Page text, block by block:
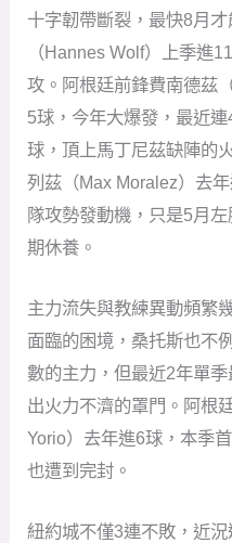
十字韌帶斷裂，最快8月
（Hannes Wolf）上季進
攻。阿根廷前鋒費南德茲
5球，今年大爆發，最近
球，頂上馬丁尼茲缺陣的
列茲（Max Moralez）去
隊攻勢發動機，只是5月
期休養。
主力流失與教練異動頻繁
面臨的困境，桑托斯也不
數的主力，但最近2年單
出火力不濟的罩門。阿根
Yorio）去年進6球，本季
也遭到完封。
紐約城不僅3連不敗，近